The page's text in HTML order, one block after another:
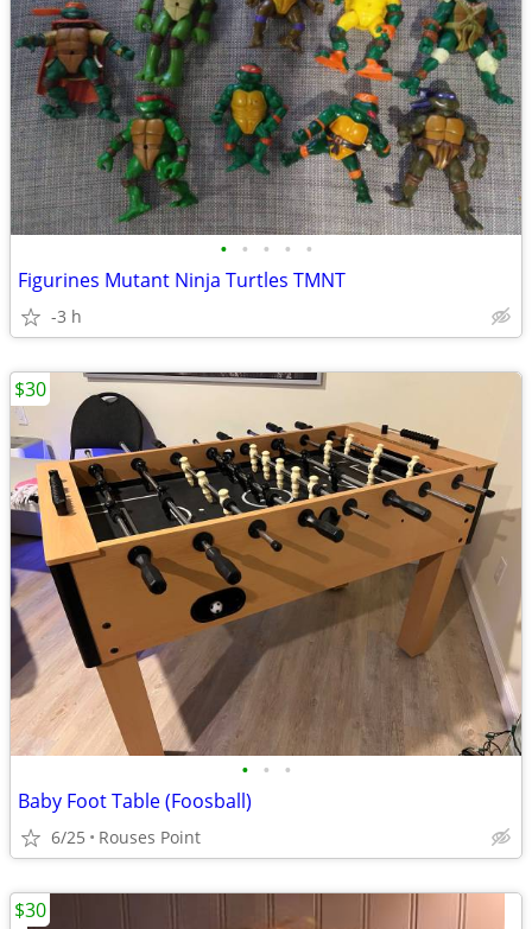
• • • • •
Figurines Mutant Ninja Turtles TMNT
-3 h
• • •
Baby Foot Table (Foosball)
6/25 Rouses Point
$30
$30